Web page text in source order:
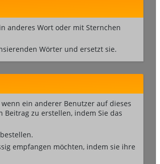
anderes Wort oder mit Sternchen
Wörter und ersetzt sie.
ein anderer Benutzer auf dieses
zu erstellen, indem Sie das
empfangen möchten, indem sie ihre